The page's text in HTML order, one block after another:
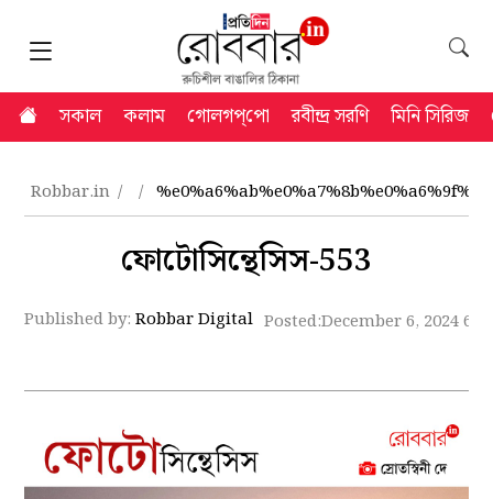
সকাল কলাম গোলগপ্‌পো রবীন্দ্র সরণি মিনি সিরিজ
Robbar.in
ফোটোসিন্থেসিস-553
Published by:Robbar Digital Posted:December 6, 2024